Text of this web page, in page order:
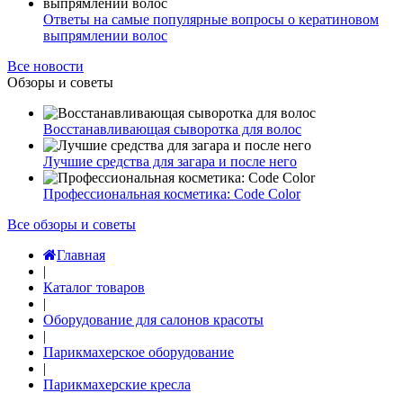
Ответы на самые популярные вопросы о кератиновом
выпрямлении волос
Все новости
Обзоры и советы
Восстанавливающая сыворотка для волос
Лучшие средства для загара и после него
Профессиональная косметика: Code Color
Все обзоры и советы
Главная
|
Каталог товаров
|
Оборудование для салонов красоты
|
Парикмахерское оборудование
|
Парикмахерские кресла